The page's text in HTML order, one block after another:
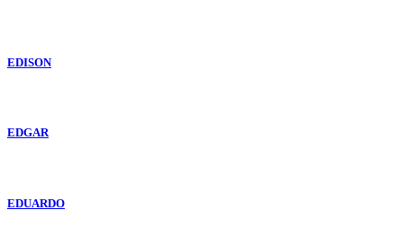
EDISON
EDGAR
EDUARDO